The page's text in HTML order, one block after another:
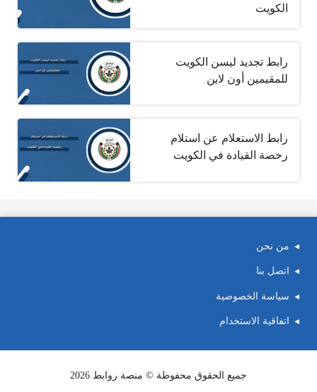
الكويت
رابط تجديد ليسن الكويت
للمقيمين أون لاين
رابط الاستعلام عن استلام
رخصة القيادة في الكويت
من نحن
اتصل بنا
سياسة الخصوصية
اتفاقية الاستخدام
جميع الحقوق محفوظة © منصة روابط 2026